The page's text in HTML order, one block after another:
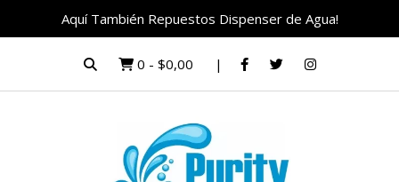
Aquí También Repuestos Dispenser de Agua!
0 - $0,00